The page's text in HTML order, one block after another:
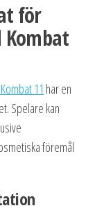
för
11 har en
Spelare kan
föremål